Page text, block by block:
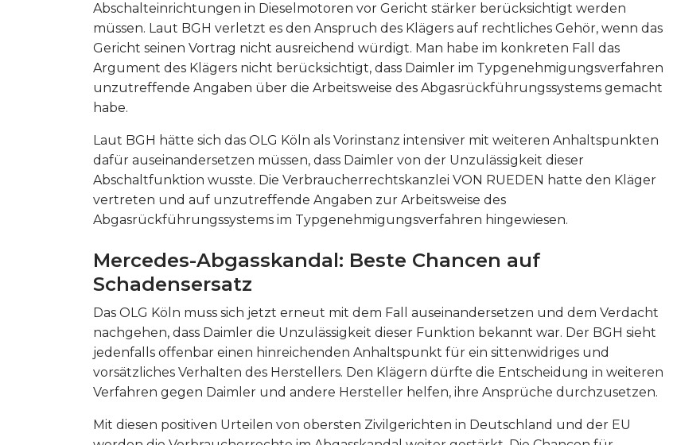
Abschalteinrichtungen in Dieselmotoren vor Gericht stärker berücksichtigt werden
müssen. Laut BGH verletzt es den Anspruch des Klägers auf rechtliches Gehör, wenn das
Gericht seinen Vortrag nicht ausreichend würdigt. Man habe im konkreten Fall das
Argument des Klägers nicht berücksichtigt, dass Daimler im Typgenehmigungsverfahren
unzutreffende Angaben über die Arbeitsweise des Abgasrückführungssystems gemacht
habe.
Laut BGH hätte sich das OLG Köln als Vorinstanz intensiver mit weiteren Anhaltspunkten
dafür auseinandersetzen müssen, dass Daimler von der Unzulässigkeit dieser
Abschaltfunktion wusste. Die Verbraucherrechtskanzlei VON RUEDEN hatte den Kläger
vertreten und auf unzutreffende Angaben zur Arbeitsweise des
Abgasrückführungssystems im Typgenehmigungsverfahren hingewiesen.
Mercedes-Abgasskandal: Beste Chancen auf
Schadensersatz
Das OLG Köln muss sich jetzt erneut mit dem Fall auseinandersetzen und dem Verdacht
nachgehen, dass Daimler die Unzulässigkeit dieser Funktion bekannt war. Der BGH sieht
jedenfalls offenbar einen hinreichenden Anhaltspunkt für ein sittenwidriges und
vorsätzliches Verhalten des Herstellers. Den Klägern dürfte die Entscheidung in weiteren
Verfahren gegen Daimler und andere Hersteller helfen, ihre Ansprüche durchzusetzen.
Mit diesen positiven Urteilen von obersten Zivilgerichten in Deutschland und der EU